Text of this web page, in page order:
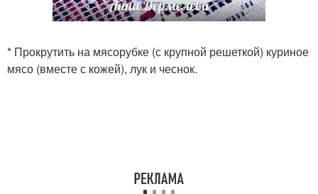
* Прокрутить на мясорубке (с крупной решеткой) куриное
мясо (вместе с кожей), лук и чеснок.